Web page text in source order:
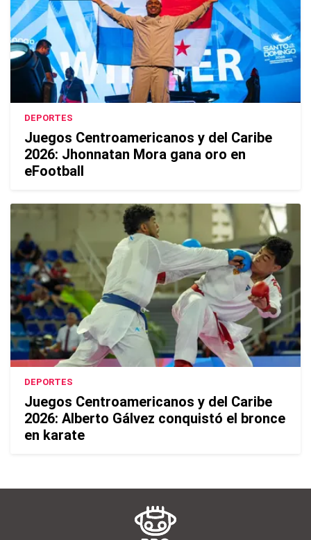
DEPORTES
Juegos Centroamericanos y del Caribe
2026: Jhonnatan Mora gana oro en
eFootball
DEPORTES
Juegos Centroamericanos y del Caribe
2026: Alberto Gálvez conquistó el bronce
en karate